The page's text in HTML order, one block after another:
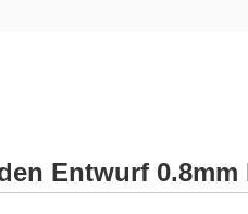
Entwurf